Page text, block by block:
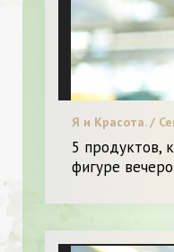
Я и Красота. /
5 продуктов,
фигуре